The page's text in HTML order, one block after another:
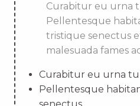
Curabitur eu urna
Pellentesque
tristique senectus
malesuada fames
Curabitur eu urna
Pellentesque